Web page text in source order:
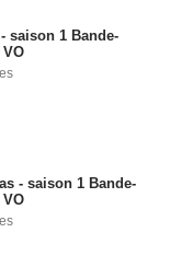
saison 1 Bande-
- saison 1 Bande-